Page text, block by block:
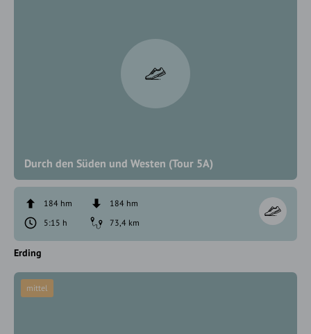
Durch den Süden und Westen (Tour 5A)
184 hm
184 hm
5:15 h
73,4 km
Erding
mittel